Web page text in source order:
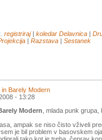
registriraj| koledar Delavnica
Razstava Sestanek
Barely Modern
- 13:28
Modern , mlada punk
ampak se niso čisto vživeli
je bil problem v basovskem